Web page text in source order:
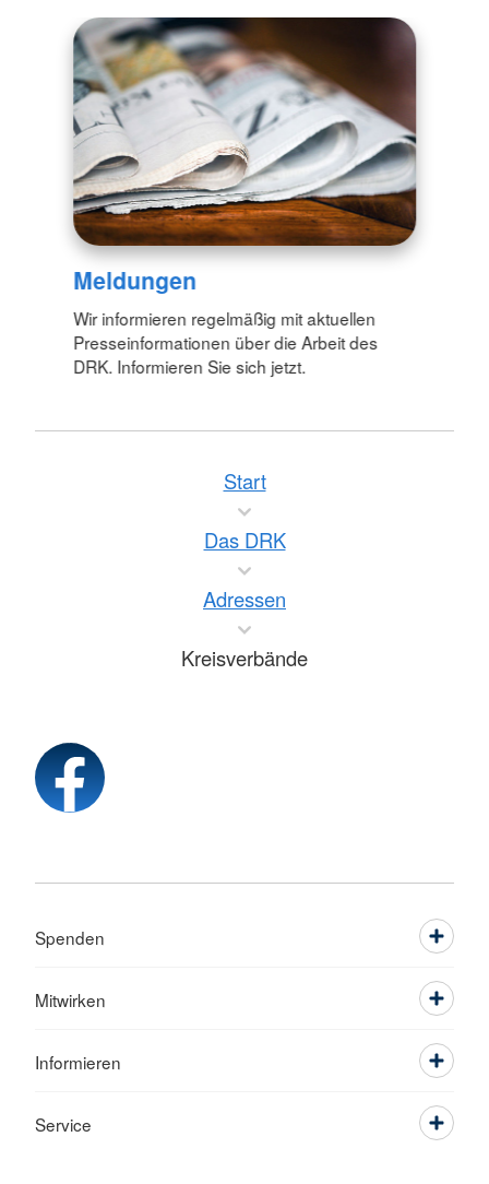
Meldungen
Wir informieren regelmäßig mit aktuellen
Presseinformationen über die Arbeit des
DRK. Informieren Sie sich jetzt.
Start
Das DRK
Adressen
Kreisverbände
Spenden
Mitwirken
Informieren
Service